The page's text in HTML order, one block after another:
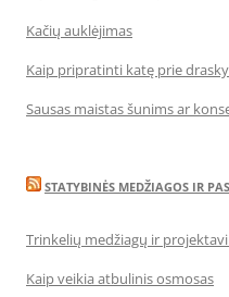
Kačių auklėjimas
Kaip pripratinti katę prie
Sausas maistas šunims ar
STATYBINĖS MEDŽIAGOS IR
Trinkelių medžiagų ir
Kaip veikia atbulinis osmosas